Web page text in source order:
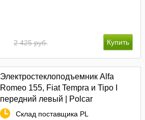
2 425 руб.
Электростеклоподъемник Alfa
Romeo 155, Fiat Tempra и Tipo I
передний левый | Polcar
Склад поставщика PL